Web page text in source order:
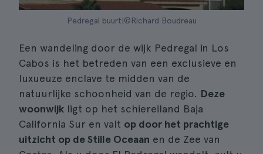
Pedregal buurt|©Richard Boudreau
Een wandeling door de wijk Pedregal in Los
Cabos is het betreden van een exclusieve en
luxueuze enclave te midden van de
natuurlijke schoonheid van de regio. Deze
woonwijk ligt op het schiereiland Baja
California Sur en valt op door het prachtige
uitzicht op de Stille Oceaan en de Zee van